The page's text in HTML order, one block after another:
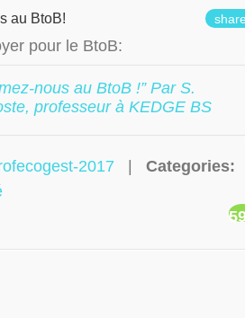
au BtoB!
pour le BtoB:
nous au BtoB !” Par S.
professeur à KEDGE BS
2017
Categories: